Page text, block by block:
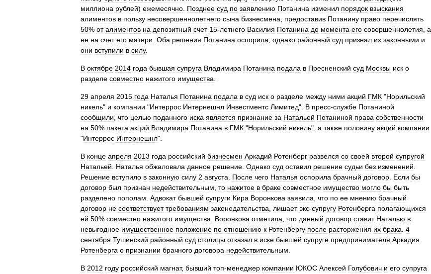
миллиона рублей) ежемесячно Позднее суд по заявлению Потанина изменил порядок взыскания
алиментов в пользу несовершеннолетнего сына бизнесмена предоставив Потанину право перечислять
50% от алиментов на депозитный счет 15-летнего Василия Потанина до момента его совершеннолетия а
не на счет его матери Оба решения Потанина оспорила однако районный суд признал их законными и
они вступили в силу.
В октябре 2014 года бывшая супруга Владимира Потанина подала в Пресненский суд Москвы иск о
разделе совместно нажитого имущества
29 апреля 2015 года Наталья Потанина подала в суд иск о разделе между ними акций ГМК "Норильский
никель" и компании "Интеррос Интернешнл Инвестментс Лимитед". В пресс-службе Потаниной
сообщили что целью поданного иска является признание за Натальей Потаниной права собственности
на 50% пакета акций Владимира Потанина в ГМК "Норильский никель", а также половину акций компании
"Интеррос Интернешнл".
В конце апреля 2013 года российский бизнесмен Аркадий Ротенберг развелся со своей второй супругой
Натальей
Наталья обжаловала данное решение Однако суд оставил решение судьи без изменений
Решение вступило в законную силу 2 августа После чего Наталья оспорила брачный договор Если бы
договор был признан недействительным то нажитое в браке совместное имущество могло бы быть
разделено пополам Адвокат бывшей супруги Кира Воронкова заявила что по ее мнению брачный
договор не соответствует требованиям законодательства лишает экс-супругу Ротенберга полагающихся
ей 50% совместно нажитого имущества Воронкова отметила что данный договор ставит Наталью в
невыгодное имущественное положение по отношению к Ротенбергу после расторжения их брака 4
сентября Тушинский районный суд столицы отказал в иске бывшей супруге предпринимателя Аркадия
Ротенберга о признании брачного договора недействительным
В 2012 году российский магнат, бывший топ-менеджер компании ЮКОС Алексей Голубович и его супруга